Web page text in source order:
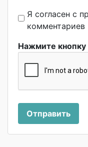
Я согласен с
комментариев
Нажмите кнопку
Отправить